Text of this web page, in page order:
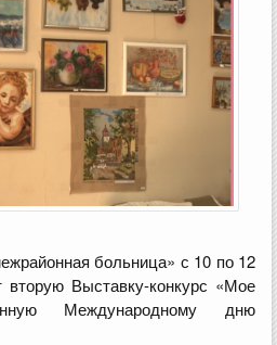
больница» с 10 по 12
вторую Выставку-конкурс «Мое
Международному дню